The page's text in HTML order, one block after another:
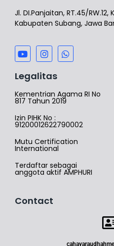
Jl. DI.Panjaitan, RT.45/
Kabupaten Subang, Jawa
Legalitas
Kementrian Agama RI No
817 Tahun 2019
Izin PIHK No :
91200012622790002
Mutu Certification
International
Terdaftar sebagai
anggota aktif AMPHURI
Contact